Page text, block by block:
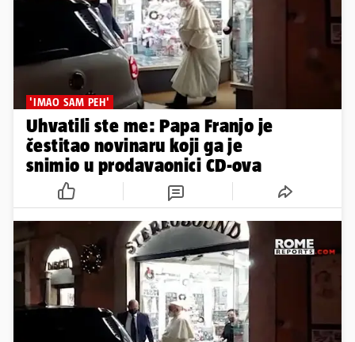
'IMAO SAM PEH'
Uhvatili ste me: Papa Franjo je
čestitao novinaru koji ga je
snimio u prodavaonici CD-ova